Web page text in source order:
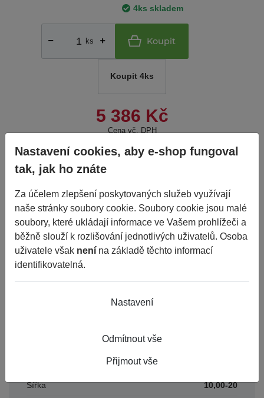
4ks skladem
ks Koupit
Koupit 4ks
5 386 Kč
Cena vč. DPH
Porovnat
do 2
Základní informace
Výrobce TURON
Šířka 10,00-20
Nastavení cookies, aby e-shop fungoval
tak, jak ho znáte
Za účelem zlepšení poskytovaných služeb využívají
naše stránky soubory cookie. Soubory cookie jsou malé
soubory, které ukládají informace ve Vašem prohlížeči a
běžně slouží k rozlišování jednotlivých uživatelů. Osoba
uživatele však není na základě těchto informací
identifikovatelná.
Nastavení
Odmítnout vše
Přijmout vše